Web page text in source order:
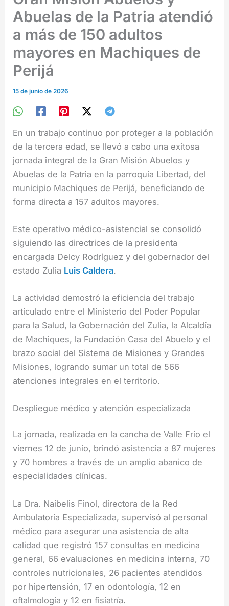
Abuelas de la Patria atendió
a más de 150 adultos
mayores en Machiques de
Perijá
15 de junio de 2026
En un trabajo continuo por proteger a la población
de la tercera edad, se llevó a cabo una exitosa
jornada integral de la Gran Misión Abuelos y
Abuelas de la Patria en la parroquia Libertad, del
municipio Machiques de Perijá, beneficiando de
forma directa a 157 adultos mayores.
Este operativo médico-asistencial se consolidó
siguiendo las directrices de la presidenta
encargada Delcy Rodríguez y del gobernador del
estado Zulia Luis Caldera.
La actividad demostró la eficiencia del trabajo
articulado entre el Ministerio del Poder Popular
para la Salud, la Gobernación del Zulia, la Alcaldía
de Machiques, la Fundación Casa del Abuelo y el
brazo social del Sistema de Misiones y Grandes
Misiones, logrando sumar un total de 566
atenciones integrales en el territorio.
Despliegue médico y atención especializada
La jornada, realizada en la cancha de Valle Frío el
viernes 12 de junio, brindó asistencia a 87 mujeres
y 70 hombres a través de un amplio abanico de
especialidades clínicas.
La Dra. Naibelis Finol, directora de la Red
Ambulatoria Especializada, supervisó al personal
médico para asegurar una asistencia de alta
calidad que registró 157 consultas en medicina
general, 66 evaluaciones en medicina interna, 70
controles nutricionales, 26 pacientes atendidos
por hipertensión, 17 en odontología, 12 en
oftalmología y 12 en fisiatría.